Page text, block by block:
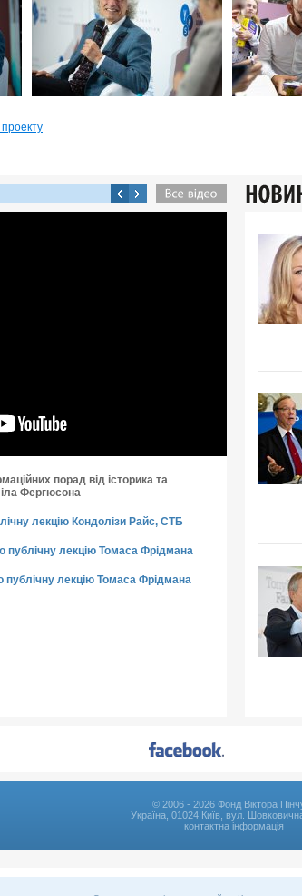
порад від історика та
Фергюсона
лекцію Кондолізи Райс, СТБ
публічну лекцію Томаса Фрідмана
лекцію Томаса Фрідмана
© 2006 - 2026 Фонд Віктора
Україна, 01024 Київ, вул.
контактна інформація